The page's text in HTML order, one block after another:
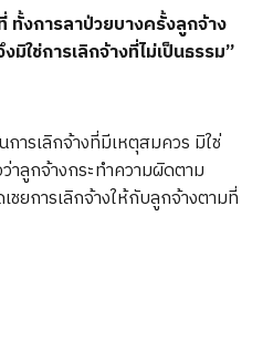
ทั้งการลาป่วยบางครั้งลูกจ้าง
ใช่การเลิกจ้างที่ไม่เป็นธรรม”
ารเลิกจ้างที่มีเหตุสมควร มิใช่
าลูกจ้างกระทำความผิดตาม
ชยการเลิกจ้างให้กับลูกจ้างตามที่